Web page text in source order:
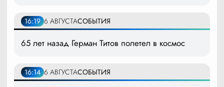
16:19 6 АВГУСТАСОБЫТИЯ
65 лет назад Герман Титов полетел в космос
16:14 6 АВГУСТАСОБЫТИЯ